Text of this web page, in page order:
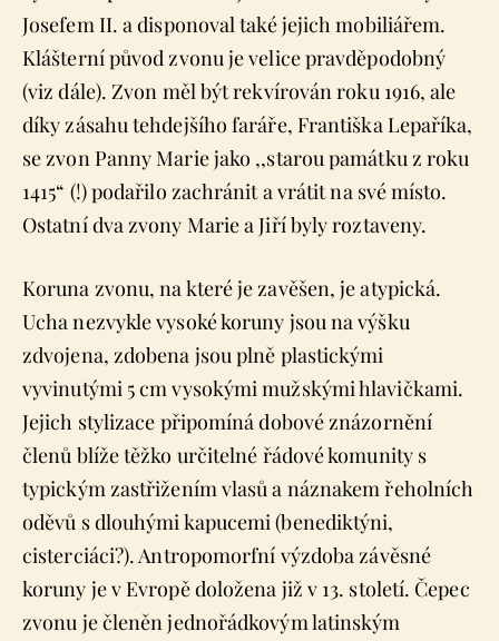
Josefem II. a disponoval také jejich mobiliářem.
Klášterní původ zvonu je velice pravděpodobný
(viz dále). Zvon měl být rekvírován roku 1916, ale
díky zásahu tehdejšího faráře, Františka Lepaříka,
se zvon Panny Marie jako ,,starou památku z roku
1415“ (!) podařilo zachránit a vrátit na své místo.
Ostatní dva zvony Marie a Jiří byly roztaveny.
Koruna zvonu, na které je zavěšen, je atypická.
Ucha nezvykle vysoké koruny jsou na výšku
zdvojena, zdobena jsou plně plastickými
vyvinutými 5 cm vysokými mužskými hlavičkami.
Jejich stylizace připomíná dobové znázornění
členů blíže těžko určitelné řádové komunity s
typickým zastřižením vlasů a náznakem řeholních
oděvů s dlouhými kapucemi (benediktýni,
cisterciáci?). Antropomorfní výzdoba závěsné
koruny je v Evropě doložena již v 13. století. Čepec
zvonu je členěn jednořádkovým latinským